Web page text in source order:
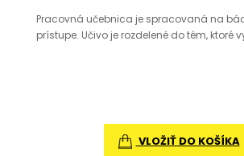
Pracovná učebnica je spracovaná na
prístupe. Učivo je rozdelené do tém, ktoré
VLOŽIŤ DO KOŠÍKA